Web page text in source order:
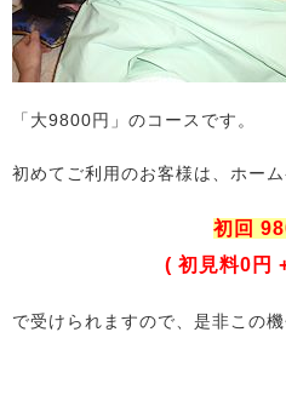
「大9800円」のコースです。
初めてご利用のお客様は、ホー
初回
( 初見料0円
で受けられますので、是非この